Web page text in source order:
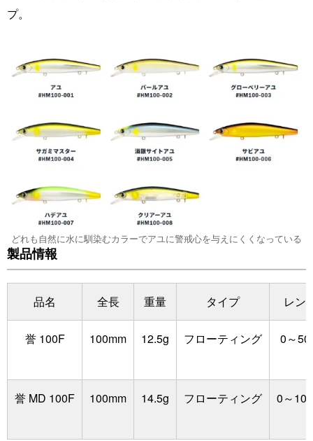
プ。
どれも自然に水に馴染むカラーでアユに警戒心を与えにくくなっている
製品情報
品名 全長 重量 タイプ レン
誉 100F 100mm 12.5g フローティング 0～50
誉 MD 100F 100mm 14.5g フローティング 0～